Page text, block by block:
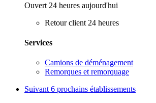
Ouvert 24 heures aujourd'hui
Retour client 24 heures
Services
Camions de déménagement
Remorques et remorquage
Suivant 6 prochains établissements